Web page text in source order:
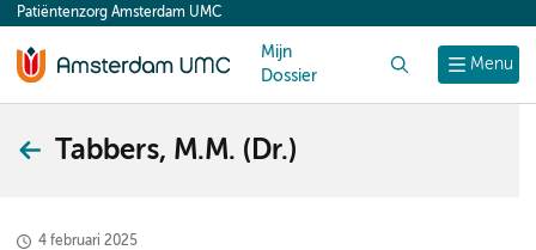
content
Menu
Patiëntenzorg Amsterdam UMC
Mijn
Dossier
Tabbers, M.M. (Dr.)
4 februari 2025